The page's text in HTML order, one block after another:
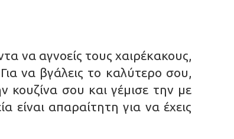
να αγνοείς τους χαιρέκακους,
να βγάλεις το καλύτερο σου,
σου και γέμισε την με
απαραίτητη για να έχεις